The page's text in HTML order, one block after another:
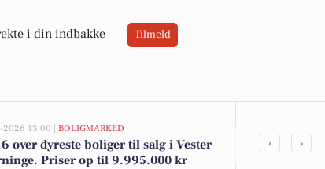
i din indbakke Tilmeld
2026 13:00 | BOLIGMARKED
over dyreste boliger til salg i Vester
Priser op til 9.995.000 kr
Spier PS
‹ ›